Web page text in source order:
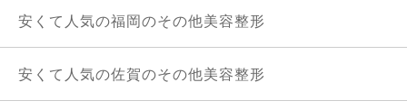
安くて人気の福岡のその他美容整形
安くて人気の佐賀のその他美容整形